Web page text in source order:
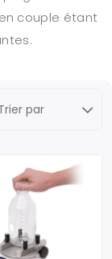
couple étant